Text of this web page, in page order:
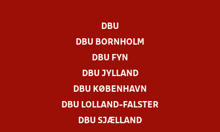
DBU
DBU BORNHOLM
DBU FYN
DBU JYLLAND
DBU KØBENHAVN
DBU LOLLAND-FALSTER
DBU SJÆLLAND